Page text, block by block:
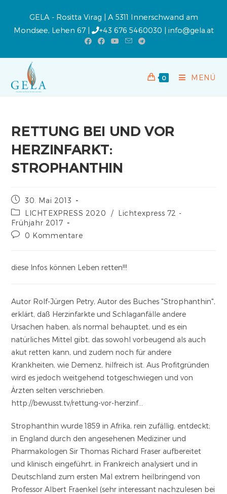
GELA - Rositta Virag | A 5311 Innerschwand am
Mondsee, Lehen 67 |
+43 676 5460030 | info@gela.at
0 MENÜ
RETTUNG BEI UND VOR
HERZINFARKT:
STROPHANTHIN
30. Mai 2013
LICHTEXPRESS 2020
/
Lichtexpress 72 -
Frühjahr 2017
0 Kommentare
diese Infos können Leben retten!!!
Autor Rolf-Jürgen Petry, Autor des Buches "Strophanthin",
erklärt, daß Herzinfarkte und Schlaganfälle andere
Ursachen haben, als normal behauptet, und es ein
natürliches Mittel gibt, das sowohl vorbeugend als auch
akut retten kann, und zudem noch für andere
Krankheiten, wie Demenz, hilfreich ist. Aus Profitgründen
wird es jedoch weitgehend totgeschwiegen und von
Ärzten selten verschrieben.
http://bewusst.tv/rettung-vor-herzinf…
Strophanthin wurde 1859 in Afrika, rein zufällig, entdeckt;
in England durch den angesehenen Mediziner und
Pharmakologen Sir Thomas Richard Fraser aufbereitet
und klinisch eingeführt, in Frankreich analysiert und in
Deutschland zum ersten Mal extrem heilbringend von
Professor Albert Fraenkel (sehr interessant nachzulesen bei